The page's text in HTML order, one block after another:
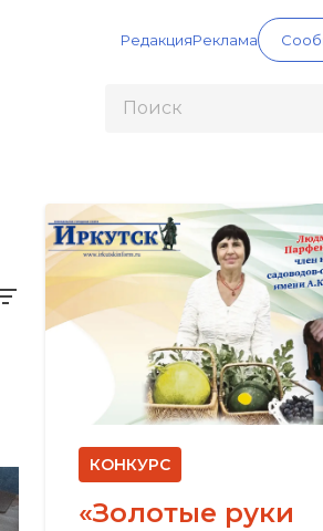
РедакцияРеклама
КОНКУРС
«Золотые руки